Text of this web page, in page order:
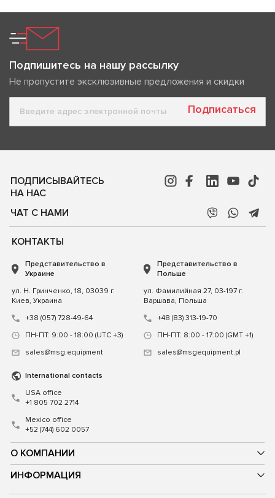
Подпишитесь на нашу рассылку
Не пропустите эксклюзивные предложения и скидки
Подписаться
ПОДПИСЫВАЙТЕСЬ
НА НАС
ЧАТ С НАМИ
О КОМПАНИИ
ИНФОРМАЦИЯ
КОНТАКТЫ
Представительство в
Украине
ул. Н. Гринченко, 18, 03039 г.
Киев, Украина
+38 (057) 728-49-64
ПН-ПТ: 9:00 - 18:00 (UTC +3)
sales@msg.equipment
Представительство в
Польше
ул. Фамилийная 27, 03-197 г.
Варшава, Польша
+48 (83) 313-19-70
ПН-ПТ: 8:00 - 17:00 (GMT +1)
sales@msgequipment.pl
International contacts
USA office
+1 805 702 2714
Mexico office
+52 (744) 602 0057